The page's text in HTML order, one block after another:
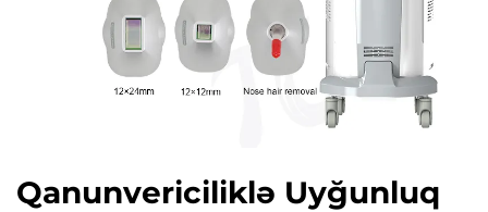
Qanunvericiliklə Uyğunluq